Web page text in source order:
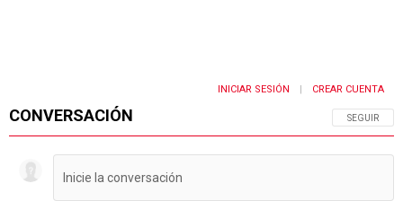
CONVERSACIÓN SIGA ESTA
SEGUIR
INICIAR SESIÓN CREAR CUENTA